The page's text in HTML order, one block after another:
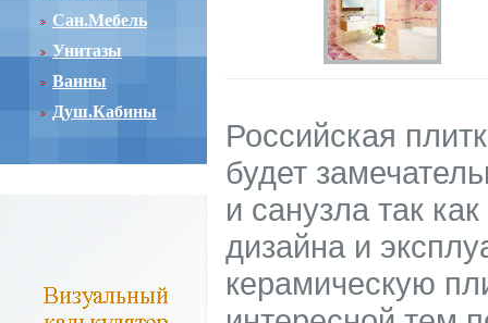
Сан.Мебель
Унитазы
Ванны
Душ.Кабины
Российская
будет
и санузла так
дизайна и
керамическую